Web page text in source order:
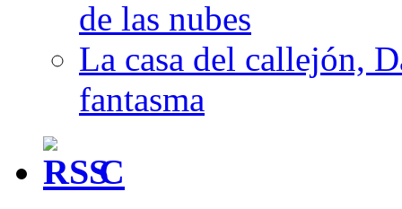
de las nubes
La casa del callejón,
fantasma
C